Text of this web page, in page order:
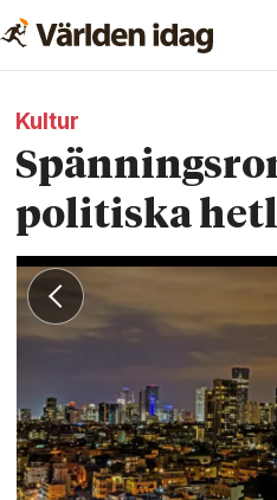
Kultur
politiska